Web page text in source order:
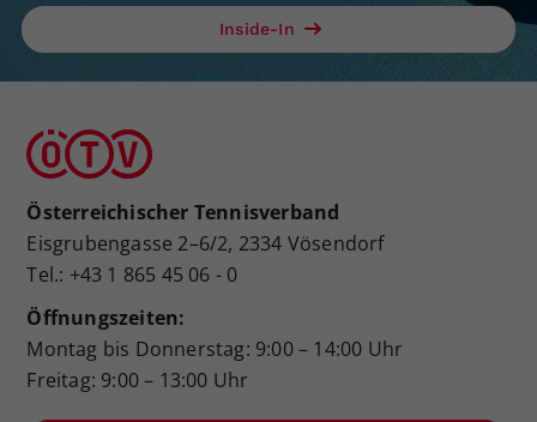
Inside-In
Österreichischer Tennisverband
Eisgrubengasse 2–6/2, 2334 Vösendorf
Tel.: +43 1 865 45 06 - 0
Öffnungszeiten:
Montag bis Donnerstag: 9:00 – 14:00 Uhr
Freitag: 9:00 – 13:00 Uhr